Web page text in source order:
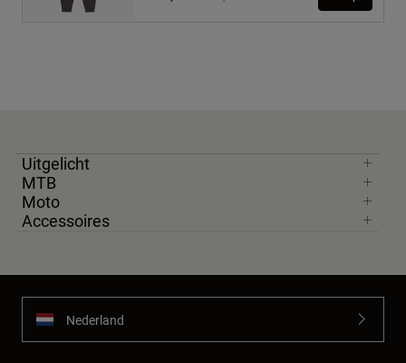
Uitgelicht
MTB
Moto
Accessoires
Nederland